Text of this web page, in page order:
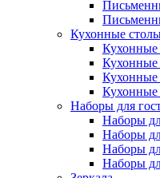
Кухонные
Кухонные
Кухонные
Кухонные
Кухонные
Наборы для
Наборы
Наборы
Наборы
Наборы